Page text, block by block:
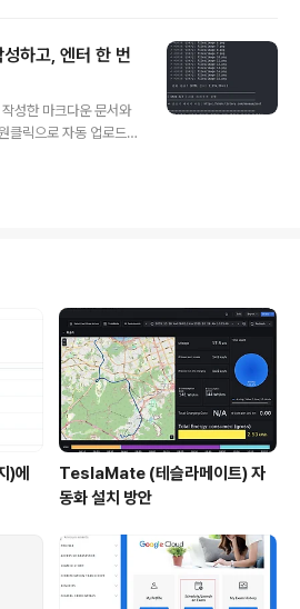
id, password를 다르
가만 넣는데, 지금 육아
놓은지라 접속하는데
라우저에서 바로 SSH
니다.Antigravity를 사용
은 아래와 같습니다.
하고, 엔터 한 번
성한 마크다운 문서와
릭으로 자동 업로드하
랫폼으로 작성하기 위
업로드를 할 수 있습니
SeongGi/noti
- SeongGi/notion-
to SeongGi/notion-
)에
TeslaMate (테슬라메이트) 자
동화 설치 방안